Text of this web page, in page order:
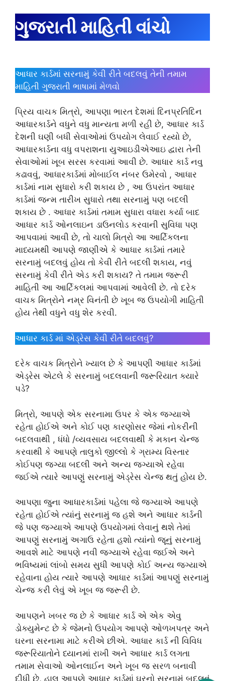
ગુજરાતી માહિતી વાંચો
આધાર કાર્ડમાં સરનામું કેવી રીતે બદલવું તેની તમામ
માહિતી ગુજરાતી ભાષામાં મેળવો
પ્રિય વાચક મિત્રો, આપણા ભારત દેશમાં દિનપ્રતિદિન
આધારકાર્ડને વધુને વધુ માન્યતા મળી રહી છે, આધાર કાર્ડ
દેશની ઘણી બધી સેવાઓમાં ઉપયોગ લેવાઈ રહ્યો છે,
આધારકાર્ડના વધુ વપરાશના યુઆઇડીએઆઇ દ્વારા તેની
સેવાઓમાં ખૂબ સરસ કરવામાં આવી છે. આધાર કાર્ડ નવુ
કઢાવવું, આધારકાર્ડમાં મોબાઈલ નંબર ઉમેરવો , આધાર
કાર્ડમાં નામ સુધારો કરી શકાય છે , આ ઉપરાંત આધાર
કાર્ડમાં જન્મ તારીખ સુધારો તથા સરનામું પણ બદલી
શકાય છે . આધાર કાર્ડમાં તમામ સુધારા વધારા કર્યા બાદ
આધાર કાર્ડ ઓનલાઇન ડાઉનલોડ કરવાની સુવિધા પણ
આપવામાં આવી છે, તો ચાલો મિત્રો આ આર્ટિકલના
માધ્યમથી આપણે જાણીએ કે આધાર કાર્ડમાં તમારે
સરનામું બદલવું હોય તો કેવી રીતે બદલી શકાય, નવું
સરનામું કેવી રીતે એડ કરી શકાય? તે તમામ જરૂરી
માહિતી આ આર્ટિકલમાં આપવામાં આવેલી છે. તો દરેક
વાચક મિત્રોને નમ્ર વિનંતી છે ખૂબ જ ઉપયોગી માહિતી
હોય તેથી વધુને વધુ શેર કરવી.
આધાર કાર્ડ માં એડ્રેસ કેવી રીતે બદલવું?
દરેક વાચક મિત્રોને ખ્યાલ છે કે આપણી આધાર કાર્ડમાં
એડ્રેસ એટલે કે સરનામું બદલવાની જરૂરિયાત ક્યારે
પડે?
મિત્રો, આપણે એક સરનામા ઉપર કે એક જગ્યાએ
રહેતા હોઈએ અને કોઈ પણ કારણોસર જેમાં નોકરીની
બદલવાથી , ધંધો /વ્યવસાય બદલવાથી કે મકાન ચેન્જ
કરવાથી કે આપણે તાલુકો જીલ્લો કે ગ્રામ્ય વિસ્તાર
કોઈપણ જગ્યા બદલી અને અન્ય જગ્યાએ રહેવા
જઈએ ત્યારે આપણું સરનામું એડ્રેસ ચેન્જ થતું હોય છે.
આપણા જુના આધારકાર્ડમાં પહેલા જે જગ્યાએ આપણે
રહેતા હોઈએ ત્યાંનું સરનામું જ હશે અને આધાર કાર્ડની
જે પણ જગ્યાએ આપણે ઉપયોગમાં લેવાનું થશે તેમાં
આપણું સરનામું અગાઉ રહેતા હશો ત્યાંનો જૂનું સરનામું
આવશે માટે આપણે નવી જગ્યાએ રહેવા જઈએ અને
ભવિષ્યમાં લાંબો સમય સુધી આપણે કોઈ અન્ય જગ્યાએ
રહેવાના હોય ત્યારે આપણે આધાર કાર્ડમાં આપણું સરનામું
ચેન્જ કરી લેવું એ ખૂબ જ જરૂરી છે.
આપણને ખબર જ છે કે આધાર કાર્ડ એ એક એવુ
ડોક્યુમેન્ટ છે કે જેમનો ઉપયોગ આપણે ઓળખપત્ર અને
ઘરના સરનામા માટે કરીએ છીએ. આધાર કાર્ડ ની વિવિધ
જરૂરિયાતોને ધ્યાનમાં રાખી અને આધાર કાર્ડ લગતા
તમામ સેવાઓ ઓનલાઈન અને ખૂબ જ સરળ બનાવી
દીધી છે, હાલ આપણે આધાર કાર્ડમાં ઘરનો સરનામું બદલવું